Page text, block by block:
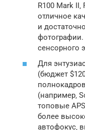
R100 Mark
отличное
и
сенсорного
Для
(бюджет
(например‚
топовые
более
автофокус‚